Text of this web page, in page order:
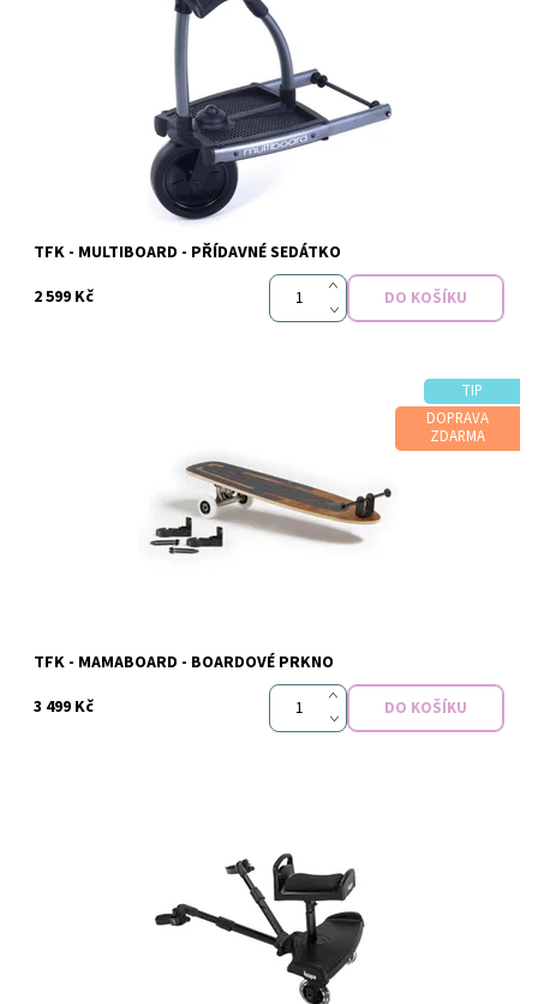
Značka: TFK
TFK - MULTIBOARD - PŘÍDAVNÉ SEDÁTKO
2 599 Kč
TIP
DOPRAVA
ZDARMA
TFK - MAMABOARD - BOARDOVÉ PRKNO
3 499 Kč
Skladem